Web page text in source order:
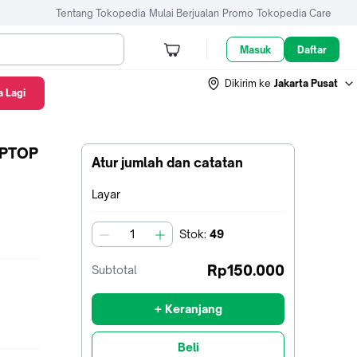
Tentang Tokopedia Mulai Berjualan Promo Tokopedia Care
Masuk Daftar
Dikirim ke Jakarta Pusat
Atur jumlah dan catatan
Terpilih:
Layar
jumlah Stok: 49
Subtotal Rp150.000
+ Keranjang
Beli
Lagi